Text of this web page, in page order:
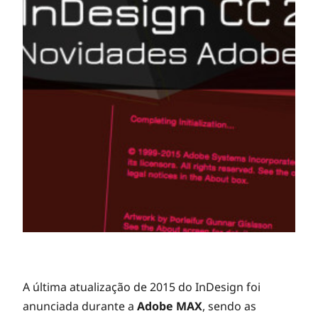
A última atualização de 2015 do InDesign foi
anunciada durante a Adobe MAX, sendo as